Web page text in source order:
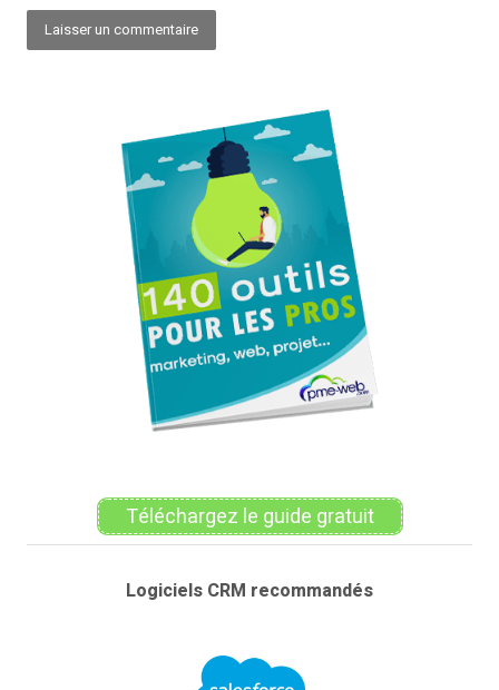
Téléchargez le guide gratuit
Logiciels CRM recommandés